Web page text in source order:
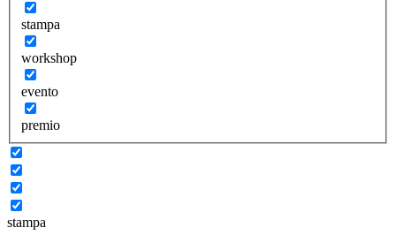
stampa
workshop
evento
premio
stampa